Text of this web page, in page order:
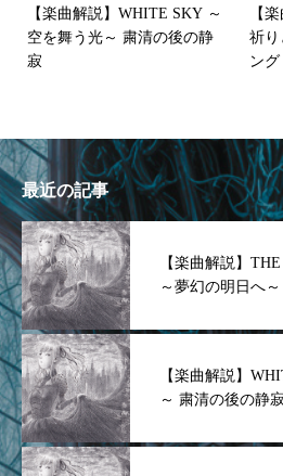
【楽曲解説】WHITE SKY ～
空を舞う光～ 粛清の後の静
寂
【
祈り
ング
最近の記事
【楽曲解説】
～夢幻の明日へ～
【楽曲解説】
～ 粛清の後の静寂